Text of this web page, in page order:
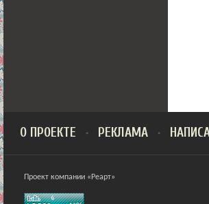
О ПРОЕКТЕ РЕКЛАМА
Проект компании «Реарт»